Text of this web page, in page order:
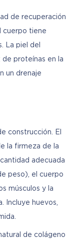
de recuperación
cuerpo tiene
La piel del
de proteínas en la
un drenaje
construcción. El
la firmeza de la
adecuada
peso), el cuerpo
músculos y la
Incluye huevos,
de colágeno